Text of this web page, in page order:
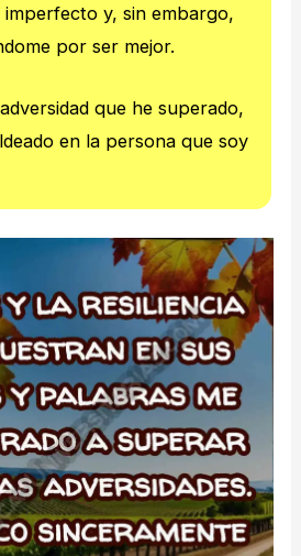
y, sin embargo,
por ser mejor.
que he superado,
en la persona que soy